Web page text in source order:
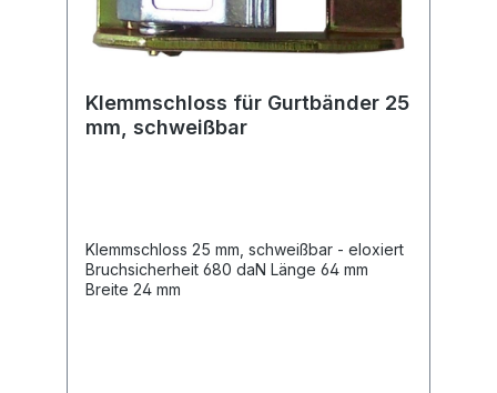
Klemmschloss für Gurtbänder 25
mm, schweißbar
Klemmschloss 25 mm, schweißbar - eloxiert
Bruchsicherheit 680 daN Länge 64 mm
Breite 24 mm